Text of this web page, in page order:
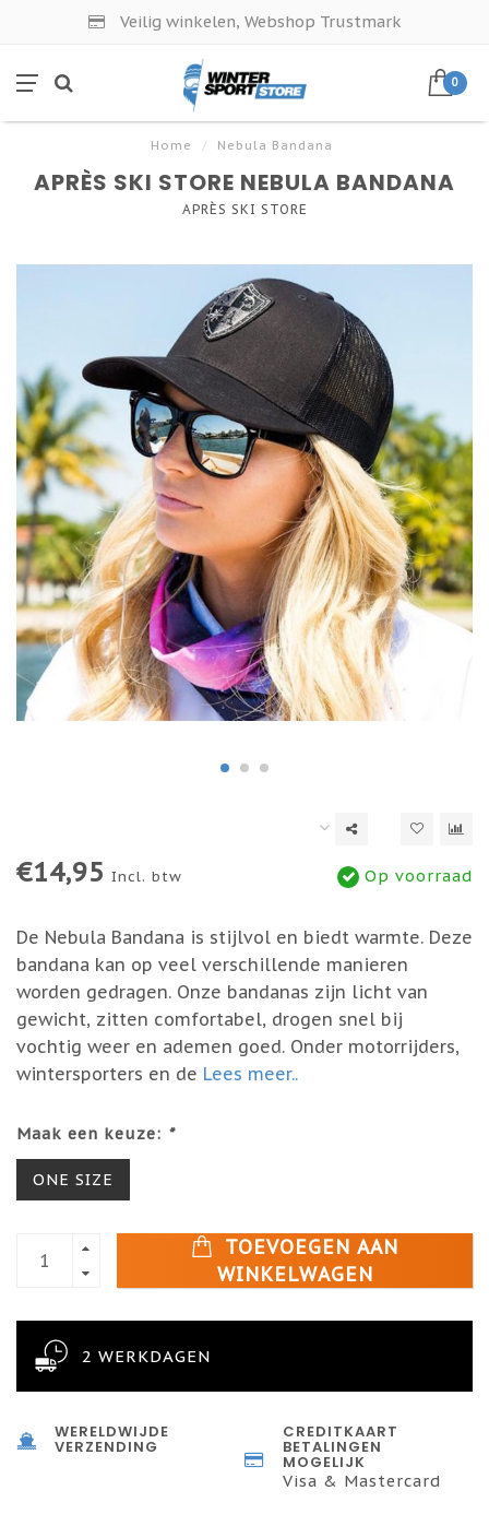
Veilig winkelen, Webshop Trustmark
0
Home / Nebula Bandana
APRÈS SKI STORE NEBULA BANDANA
APRÈS SKI STORE
€14,95 Incl. btw Op voorraad
De Nebula Bandana is stijlvol en biedt warmte. Deze
bandana kan op veel verschillende manieren
worden gedragen. Onze bandanas zijn licht van
gewicht, zitten comfortabel, drogen snel bij
vochtig weer en ademen goed. Onder motorrijders,
wintersporters en de Lees meer..
Maak een keuze: *
ONE SIZE
TOEVOEGEN AAN
WINKELWAGEN
2 WERKDAGEN
WERELDWIJDE
VERZENDING
CREDITKAART
BETALINGEN
MOGELIJK
Visa & Mastercard